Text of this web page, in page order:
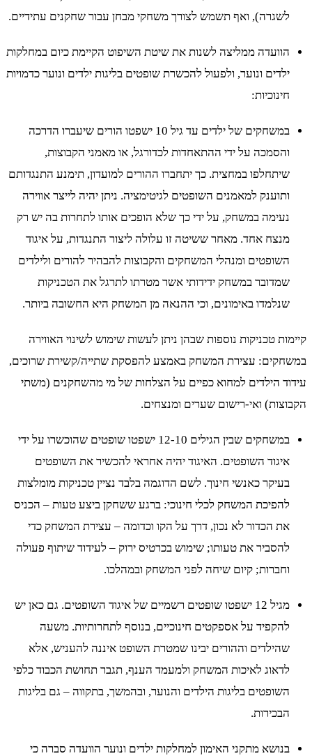
לשגרה), ואף תשמש לצורך משחקי מבחן עבור שחקנים עתידיים.
הוועדה ממליצה לשנות את שיטת השיפוט הקיימת כיום במחלקות
ילדים ונוער, ולפעול להכשרת שופטים בליגות ילדים ונוער כדמויות
חינוכיות:
במשחקים של ילדים עד גיל 10 ישפטו הורים שיעברו הדרכה
והסמכה על ידי ההתאחדות לכדורגל, או מאמני הקבוצות,
שיתחלפו במחצית. כך יתחברו ההורים למועדון, תימנע התנגדותם
ותוענק למאמנים השופטים לגיטימציה. ניתן יהיה לייצר אווירה
נעימה במשחק, על ידי כך שלא הופכים אותו לתחרות בה יש רק
מנצח אחד. מאחר ששיטה זו עלולה ליצור התנגדות, על איגוד
השופטים ומנהלי המשחקים והקבוצות להבהיר להורים ולילדים
שמדובר במשחק ידידותי אשר מטרתו לתרגל את הטכניקות
שנלמדו באימונים, וכי ההנאה מן המשחק היא החשובה ביותר.
קיימות טכניקות נוספות שבהן ניתן לעשות שימוש לשינוי האווירה
במשחקים: עצירת המשחק באמצע להפסקת שתייה/קשירת שרוכים,
עידוד הילדים למחוא כפיים על הצלחות של מי מהשחקנים (משתי
הקבוצות) ואי-רישום שערים ומנצחים.
במשחקים שבין הגילים 12-10 ישפטו שופטים שהוכשרו על ידי
איגוד השופטים. האיגוד יהיה אחראי להכשיר את השופטים
בעיקר כאנשי חינוך. לשם הדוגמה בלבד נציין טכניקות מומלצות
להפיכת המשחק לכלי חינוכי: ברגע ששחקן ביצע טעות – הכניס
את הכדור לא נכון, דרך על הקו וכדומה – עצירת המשחק כדי
להסביר את טעותו; שימוש בכרטיס ירוק – לעידוד שיתוף פעולה
וחברות; קיום שיחה לפני המשחק ובמהלכו.
מגיל 12 ישפטו שופטים רשמיים של איגוד השופטים. גם כאן יש
להקפיד על אספקטים חינוכיים, בנוסף לתחרותיות. משעה
שהילדים וההורים יבינו שמטרת השופט איננה להעניש, אלא
לדאוג לאיכות המשחק ולמעמד הענף, תגבר תחושת הכבוד כלפי
השופטים בליגות הילדים והנוער, ובהמשך, בתקווה – גם בליגות
הבכירות.
בנושא מתקני האימון למחלקות ילדים ונוער הוועדה סברה כי